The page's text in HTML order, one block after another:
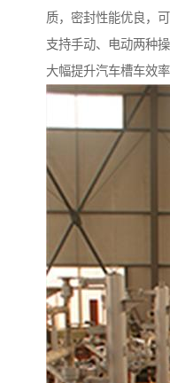
质，密封性能优良，
支持手动、电动两种
大幅提升汽车槽车效率